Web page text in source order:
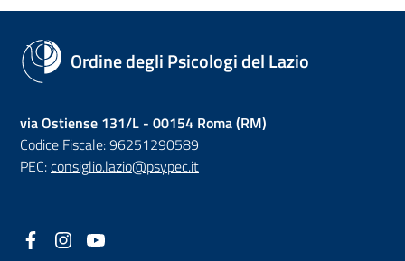
Ordine degli Psicologi del Lazio
via Ostiense 131/L - 00154 Roma (RM)
Codice Fiscale: 96251290589
PEC:consiglio.lazio@psypec.it
Facebook
(nuova scheda - new tab)
Instagram
(nuova scheda - new tab)